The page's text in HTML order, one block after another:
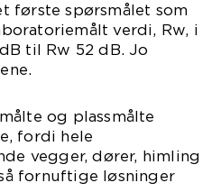
første spørsmålet som
verdi, Rw, i
til Rw 52 dB. Jo
og plassmålte
fordi hele
vegger, dører, himling
fornuftige løsninger